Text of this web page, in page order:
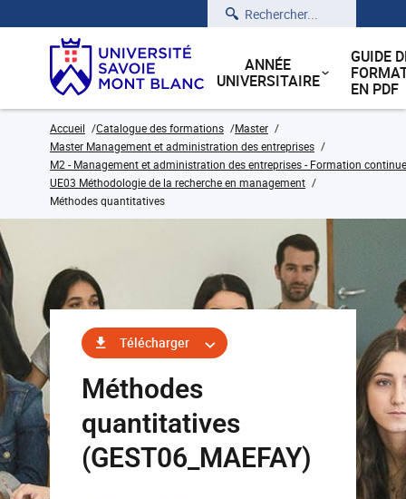
Rechercher
ANNÉE
UNIVERSITAIRE
GUIDE
EN PDF
Accueil Catalogue des formations
Master
Master Management et administration des entreprises
M2 - Management et administration des entreprises - Formation continue
UE03 Méthodologie de la recherche en management
Méthodes quantitatives
Télécharger
Méthodes
quantitatives
(GEST06_MAEFAY)